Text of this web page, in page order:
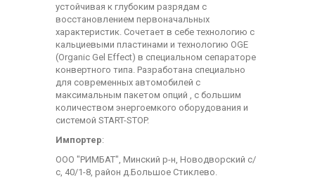
устойчивая к глубоким разрядам с
восстановлением первоначальных
характеристик. Сочетает в себе технологию с
кальциевыми пластинами и технологию OGE
(Organic Gel Effect) в специальном сепараторе
конвертного типа. Разработана специально
для современных автомобилей с
максимальным пакетом опций , с большим
количеством энергоемкого оборудования и
системой START-STOP.
Импортер:
ООО "РИМБАТ", Минский р-н, Новодворский с/
с, 40/1-8, район д.Большое Стиклево.